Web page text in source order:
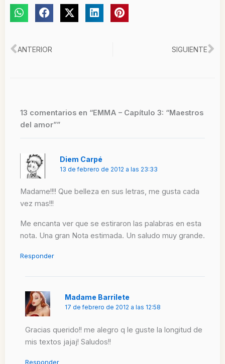
Ant
ANTERIOR SIGUIENTE
13 comentarios en “EMMA – Capítulo 3: “Maestros
del amor””
Diem Carpé
13 de febrero de 2012 a las 23:33
Madame!!!! Que belleza en sus letras, me gusta cada
vez mas!!!
Me encanta ver que se estiraron las palabras en esta
nota. Una gran Nota estimada. Un saludo muy grande.
Responder
Madame Barrilete
17 de febrero de 2012 a las 12:58
Gracias querido!! me alegro q le guste la longitud de
mis textos jajaj! Saludos!!
Responder